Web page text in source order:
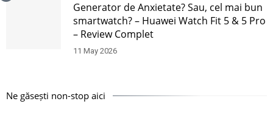
Generator de Anxietate? Sau, cel mai bun
smartwatch? – Huawei Watch Fit 5 & 5 Pro
– Review Complet
11 May 2026
Ne găsești non-stop aici